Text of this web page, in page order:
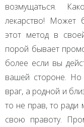
возмущаться.
лекарство! Может
этот метод в
порой бывает
более если вы
вашей стороне.
враг, а родной и
то не прав, то ради
свою правоту.